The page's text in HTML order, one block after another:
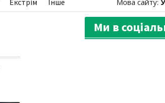
Екстрім Інше Мова сайту:
Ми в